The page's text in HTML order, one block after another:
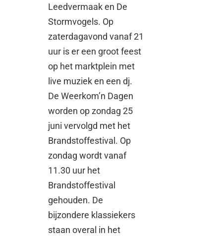
Leedvermaak en De
Stormvogels. Op
zaterdagavond vanaf 21
uur is er een groot feest
op het marktplein met
live muziek en een dj.
De Weerkom’n Dagen
worden op zondag 25
juni vervolgd met het
Brandstoffestival. Op
zondag wordt vanaf
11.30 uur het
Brandstoffestival
gehouden. De
bijzondere klassiekers
staan overal in het